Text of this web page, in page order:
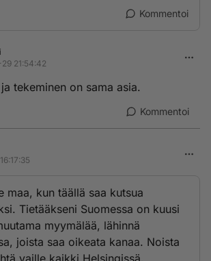
Kommentoi
21:54:42
tekeminen on sama asia.
Kommentoi
maa, kun täällä saa kutsua
Tietääkseni Suomessa on kuusi
myymälää, lähinnä
joista saa oikeata kanaa. Noista
vaille kaikki Helsingissä.